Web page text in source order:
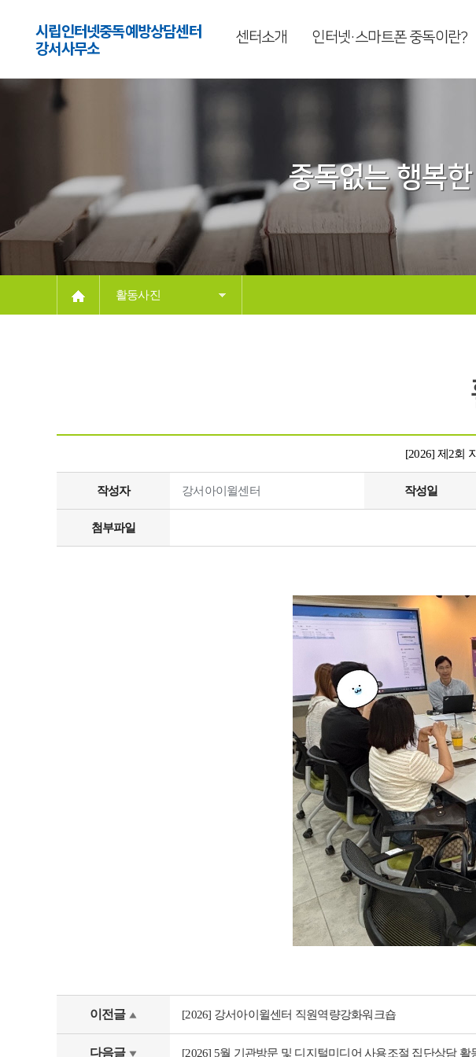
시립인터넷중독예방상담센터
강서사무소
센터소개 인터넷·스마트폰 중독이란?
중독없는 행복
활동사진
[2026] 제2회
작성자 강서아이윌센터 작성일
첨부파일
이전글 [2026] 강서아이윌센터 직원역량강화워크숍
다음글 [2026] 5월 기관방문 및 디지털미디어 사용조절 집단상담 활